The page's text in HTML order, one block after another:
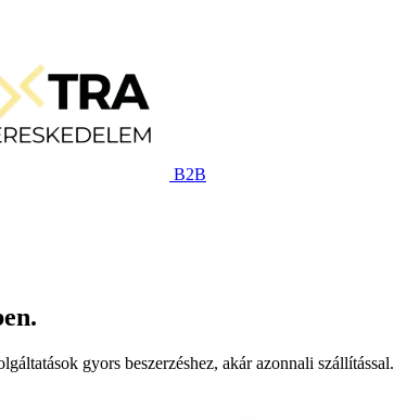
B2B
gyors beszerzéshez, akár azonnali szállítással.